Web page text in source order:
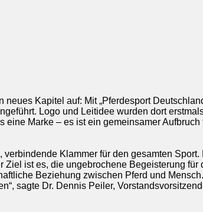
Kapitel auf: Mit „Pferdesport
Logo und Leitidee wurden dort
Marke – es ist ein gemeinsamer Aufbruch
Klammer für den gesamten Sport.
Ziel ist es, die ungebrochene Begeisterung für
Beziehung zwischen Pferd und
sagte Dr. Dennis Peiler,